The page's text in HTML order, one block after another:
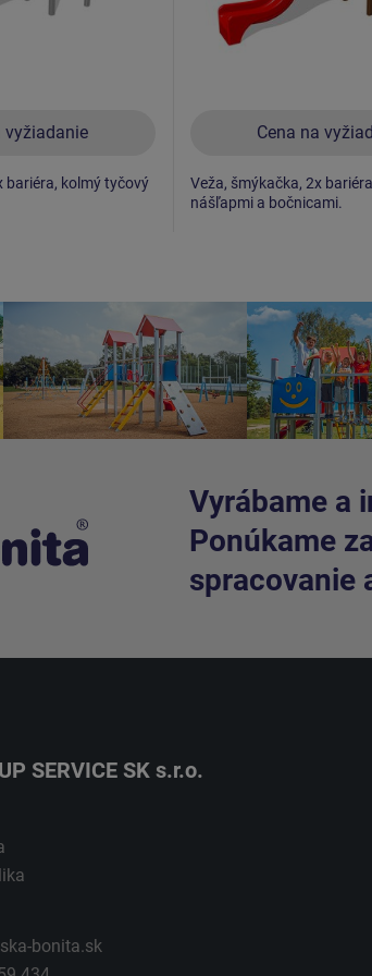
vyžiadanie
bariéra, kolmý tyčový
Cena na
Veža, šmýkačka, 2x
nášľapmi a bočnicami.
Vyrábame a
Ponúkame
spracovanie
SERVICE SK s.r.o.
bonita.sk